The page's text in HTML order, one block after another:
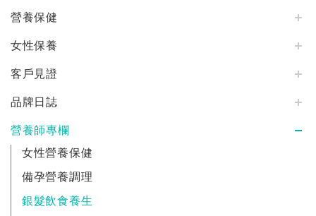
營養保健
女性保養
客戶見證
品牌日誌
營養師專欄
女性營養保健
備孕營養調理
銀髮飲食養生